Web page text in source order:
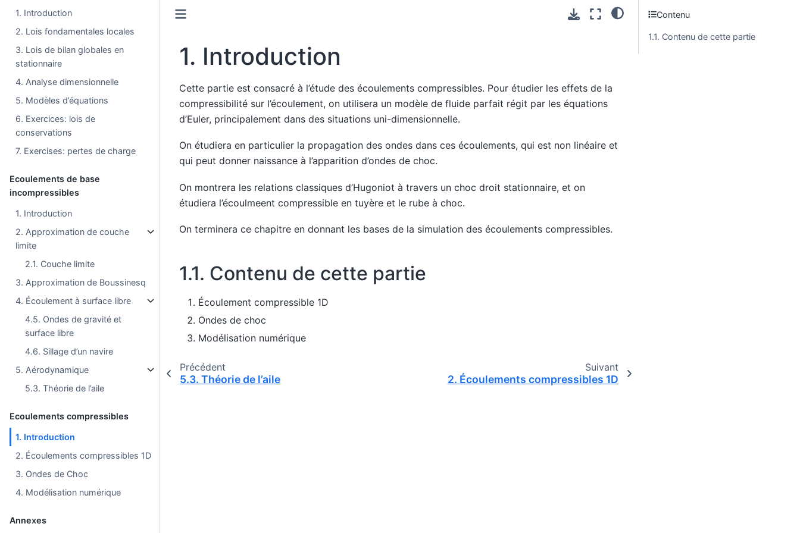
1. Introduction
2. Lois fondamentales locales
3. Lois de bilan globales en
stationnaire
4. Analyse dimensionnelle
5. Modèles d’équations
6. Exercices: lois de
conservations
7. Exercises: pertes de charge
Ecoulements de base
incompressibles
1. Introduction
2. Approximation de couche
limite
2.1. Couche limite
3. Approximation de Boussinesq
4. Écoulement à surface libre
4.5. Ondes de gravité et
surface libre
4.6. Sillage d’un navire
5. Aérodynamique
5.3. Théorie de l’aile
Ecoulements compressibles
1. Introduction
2. Écoulements compressibles 1D
3. Ondes de Choc
4. Modélisation numérique
Annexes
1. Introduction
Cette partie est consacré à l’étude des écoulements compressibles. Pour étudier les effets de la
compressibilité sur l’écoulement, on utilisera un modèle de fluide parfait régit par les équations
d’Euler, principalement dans des situations uni-dimensionnelle.
On étudiera en particulier la propagation des ondes dans ces écoulements, qui est non linéaire et
qui peut donner naissance à l’apparition d’ondes de choc.
On montrera les relations classiques d’Hugoniot à travers un choc droit stationnaire, et on
étudiera l’écoulmeent compressible en tuyère et le rube à choc.
On terminera ce chapitre en donnant les bases de la simulation des écoulements compressibles.
1.1. Contenu de cette partie
Écoulement compressible 1D
Ondes de choc
Modélisation numérique
Précédent
5.3.Théorie de l’aile
Suivant
2. Écoulements compressibles 1D
Contenu
1.1. Contenu de cette partie